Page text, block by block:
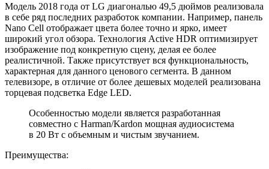
Модель 2018 года от LG диагональю 49,5 дюймов реализовала
в себе ряд последних разработок компании. Например, панель
Nano Cell отображает цвета более точно и ярко, имеет
широкий угол обзора. Технология Active HDR оптимизирует
изображение под конкретную сцену, делая ее более
реалистичной. Также присутствует вся функциональность,
характерная для данного ценового сегмента. В данном
телевизоре, в отличие от более дешевых моделей реализована
торцевая подсветка Edge LED.
Особенностью модели является разработанная
совместно с Harman/Kardon мощная аудиосистема
в 20 Вт с объемным и чистым звучанием.
Преимущества: